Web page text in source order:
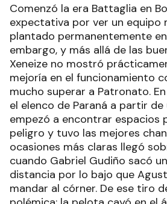
Comenzó la era Battaglia en
expectativa por ver un equipo
plantado permanentemente
embargo, y más allá de las
Xeneize no mostró
mejoría en el funcionamiento
mucho superar a Patronato.
el elenco de Paraná a partir
empezó a encontrar espacios
peligro y tuvo las mejores
ocasiones más claras llegó
cuando Gabriel Gudiño sacó
distancia por lo bajo que
mandar al córner. De ese tiro